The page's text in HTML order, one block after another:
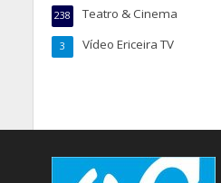
Teatro & Cinema
238
Vídeo Ericeira TV
3